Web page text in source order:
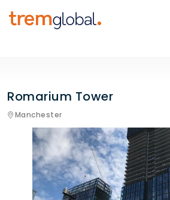
Romarium Tower
Manchester